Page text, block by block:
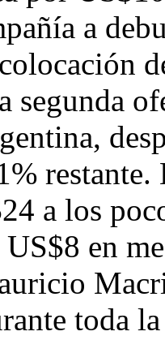
a
segunda
a los
US$8 en
toda